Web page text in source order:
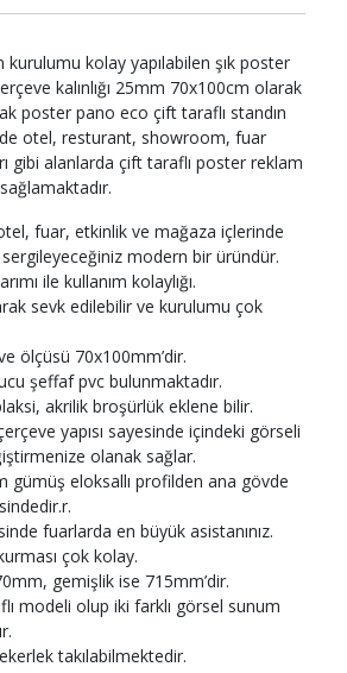
kolay yapılabilen şık poster
kalınlığı 25mm 70x100cm olarak
poster pano eco çift taraflı standın
otel, resturant, showroom, fuar
gibi alanlarda çift taraflı poster reklam
fuar, etkinlik ve mağaza içlerinde
modern bir üründür.
ile kullanım kolaylığı.
sevk edilebilir ve kurulumu çok
ölçüsü 70x100mm’dir.
şeffaf pvc bulunmaktadır.
akrilik broşürlük eklene bilir.
yapısı sayesinde içindeki görseli
olanak sağlar.
gümüş eloksallı profilden ana gövde
fuarlarda en büyük asistanınız.
çok kolay.
gemişlik ise 715mm’dir.
modeli olup iki farklı görsel sunum
takılabilmektedir.